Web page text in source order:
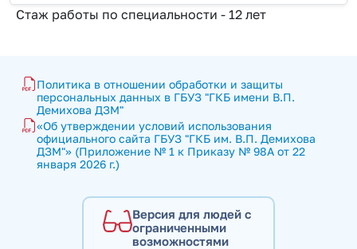
Стаж работы по специальности - 12 лет
Политика в отношении обработки и защиты
персональных данных в ГБУЗ "ГКБ имени В.П.
Демихова ДЗМ"
«Об утверждении условий использования
официального сайта ГБУЗ "ГКБ им. В.П. Демихова
ДЗМ"» (Приложение № 1 к Приказу № 98А от 22
января 2026 г.)
Версия для людей с
ограниченными
возможностями